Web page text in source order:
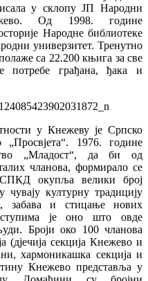
у склопу ЈП Народни
Од 1998. године
Народне библиотеке
универзитет. Тренутно
са 22.200 књига за све
потребе грађана, ђака и
у Кнежеву је Српско
1976. године
„Младост“, да би од
чланова, формирало се
окупља велики број
културну традицију
забава и стицање нових
је оно што овде
Броји око 100 чланова
(дјечија секција Кнежево и
хармоникашка секција и
Кнежево представља у